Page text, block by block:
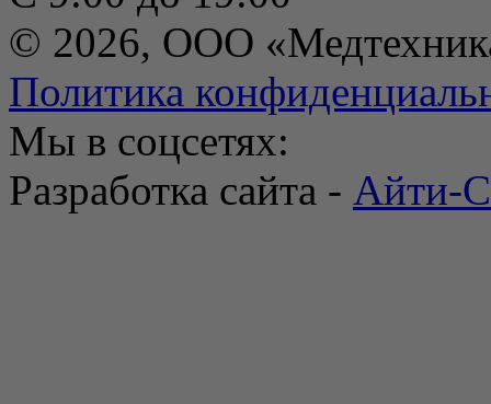
© 2026, ООО
Политика
Мы в соцсетях:
Разработка сайта - Айти-